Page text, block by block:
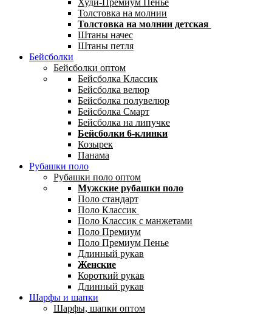
Толстовка на молнии
Толстовка на молнии детская
Штаны начес
Штаны петля
Бейсболки
Бейсболки оптом
Бейсболка Классик
Бейсболка велюр
Бейсболка полувелюр
Бейсболка Смарт
Бейсболка на липучке
Бейсболки 6-клинки
Козырек
Панама
Рубашки поло
Рубашки поло оптом
Мужские рубашки поло
Поло стандарт
Поло Классик
Поло Классик с манжетами
Поло Премиум
Поло Премиум Пенье
Длинный рукав
Женские
Короткий рукав
Длинный рукав
Шарфы и шапки
Шарфы, шапки оптом